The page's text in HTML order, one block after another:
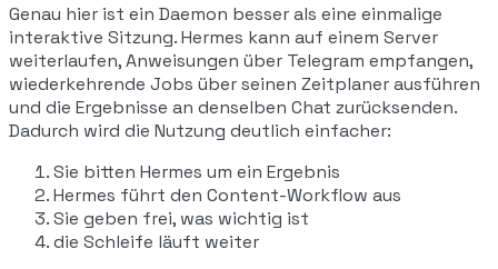
Genau hier ist ein Daemon besser als eine einmalige
interaktive Sitzung. Hermes kann auf einem Server
weiterlaufen, Anweisungen über Telegram empfangen,
wiederkehrende Jobs über seinen Zeitplaner ausführen
und die Ergebnisse an denselben Chat zurücksenden.
Dadurch wird die Nutzung deutlich einfacher:
Sie bitten Hermes um ein Ergebnis
Hermes führt den Content-Workflow aus
Sie geben frei, was wichtig ist
die Schleife läuft weiter